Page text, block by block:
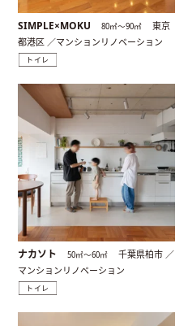
SIMPLE×MOKU 80㎡〜90㎡
東京
都港区 ／マンションリノベーション
トイレ
ナカソト 50㎡〜60㎡
千葉県柏市 ／
マンションリノベーション
トイレ